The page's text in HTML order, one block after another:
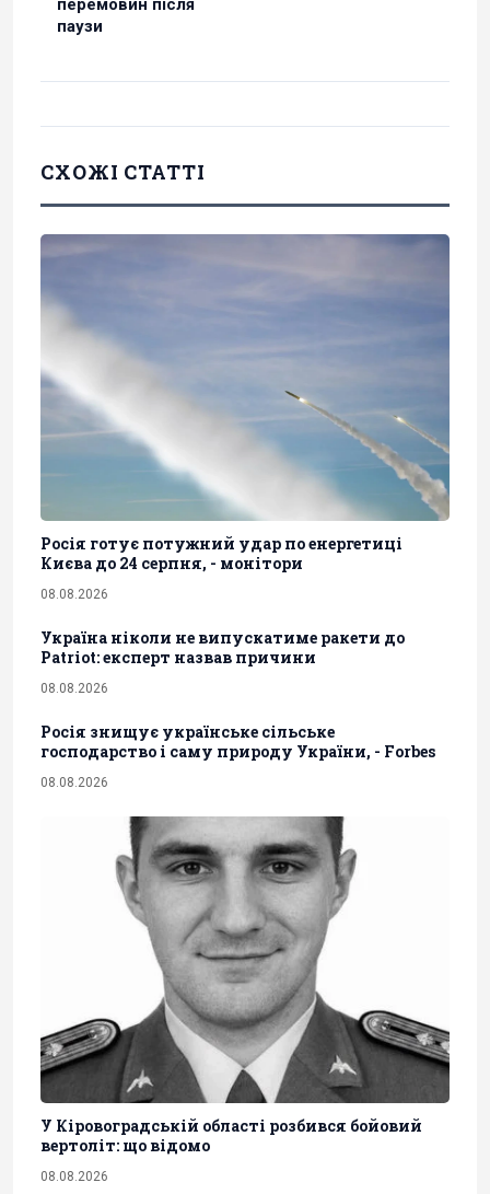
перемовин після
паузи
СХОЖІ СТАТТІ
Росія готує потужний удар по енергетиці
Києва до 24 серпня, - монітори
08.08.2026
Україна ніколи не випускатиме ракети до
Patriot: експерт назвав причини
08.08.2026
Росія знищує українське сільське
господарство і саму природу України, - Forbes
08.08.2026
У Кіровоградській області розбився бойовий
вертоліт: що відомо
08.08.2026